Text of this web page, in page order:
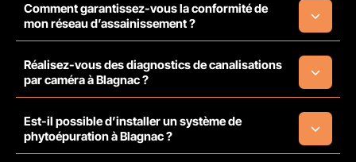
Comment garantissez-vous la conformité de
mon réseau d’assainissement ?
Réalisez-vous des diagnostics de canalisations
par caméra à Blagnac ?
Est-il possible d’installer un système de
phytoépuration à Blagnac ?